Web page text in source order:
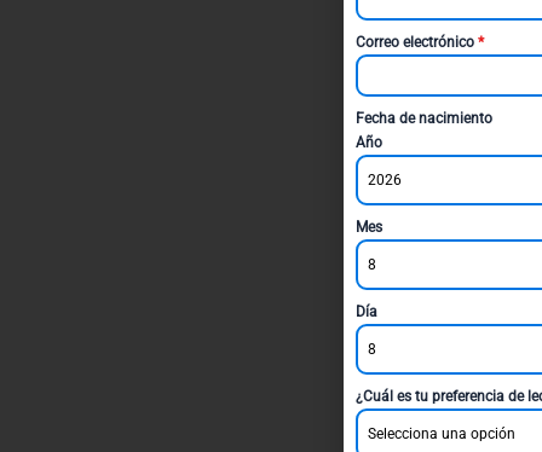
Correo electrónico *
Fecha de nacimiento
Año
2026
Mes
8
Día
8
¿Cuál es tu preferencia de
Selecciona una opción